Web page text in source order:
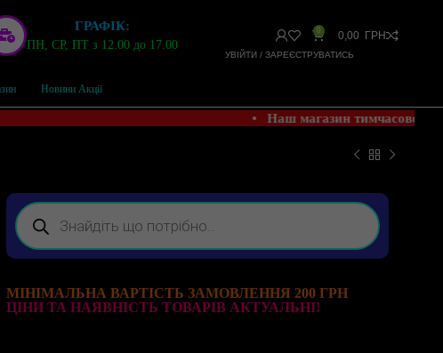
ГРАФІК:
ПН, СР, ПТ з 12.00 до 17.00
УВІЙТИ / ЗАРЕЄСТРУВАТИСЬ
0 0,00 ГРН
Новини Акції
• Наш магазин тимчасово
МІНІМАЛЬНА ВАРТІСТЬ ЗАМОВЛЕННЯ 200 ГРН
ЦІНИ ТА НАЯВНІСТЬ ТОВАРІВ АКТУАЛЬНІ!